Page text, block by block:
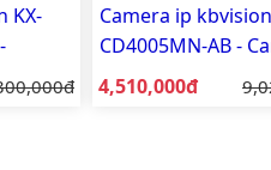
KX-
Ai
Camera ip
CD4005MN-AB -
IP thân Full Color
sáng kép thông
Giá bán:
4,510,000đ